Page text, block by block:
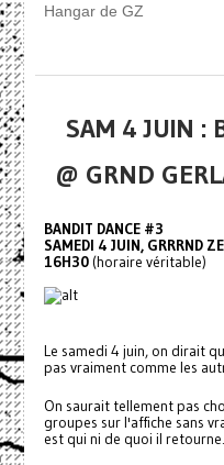
Hangar de GZ
SAM 4 JUIN :
@ GRND
BANDIT DANCE #3
SAMEDI 4 JUIN, GRRRND
16H30(horaire véritable)
Le samedi 4 juin, on dirait
pas vraiment comme les
On saurait tellement pas
groupes sur l'affiche sans
est qui ni de quoi il retourne.